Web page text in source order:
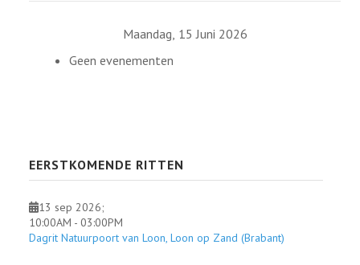
Maandag, 15 Juni 2026
Geen evenementen
EERSTKOMENDE RITTEN
13 sep 2026;
10:00AM -03:00PM
Dagrit Natuurpoort van Loon, Loon op Zand (Brabant)